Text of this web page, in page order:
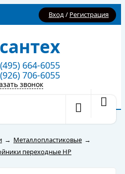
Вход/ Регистрация
664-6055
706-6055
звонок
→ Металлопластиковые →
переходные НР